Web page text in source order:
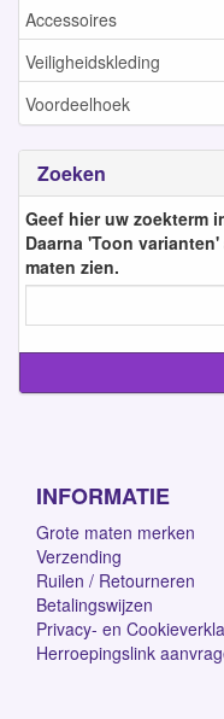
Accessoires
Veiligheidskleding
Voordeelhoek
Zoeken
Geef hier uw zoekterm
Daarna 'Toon
maten zien.
INFORMATIE
Grote maten merken
Verzending
Ruilen / Retourneren
Betalingswijzen
Privacy- en
Herroepingslink